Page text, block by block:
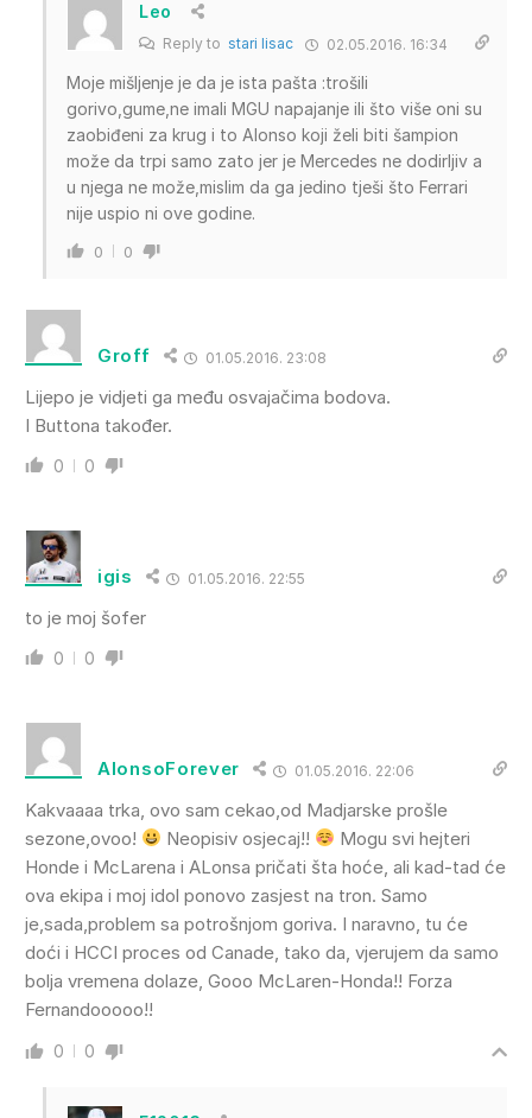
Leo
Reply to stari lisac 02.05.2016. 16:34
Moje mišljenje je da je ista pašta :trošili
gorivo,gume,ne imali MGU napajanje ili što više oni su
zaobiđeni za krug i to Alonso koji želi biti šampion
može da trpi samo zato jer je Mercedes ne dodirljiv a
u njega ne može,mislim da ga jedino tješi što Ferrari
nije uspio ni ove godine.
0 0
Groff 01.05.2016. 23:08
Lijepo je vidjeti ga među osvajačima bodova.
I Buttona također.
0 0
igis 01.05.2016. 22:55
to je moj šofer
0 0
AlonsoForever 01.05.2016. 22:06
Kakvaaaa trka, ovo sam cekao,od Madjarske prošle
sezone,ovoo!
Neopisiv osjecaj!!
Mogu svi hejteri
Honde i McLarena i ALonsa pričati šta hoće, ali kad-tad će
ova ekipa i moj idol ponovo zasjest na tron. Samo
je,sada,problem sa potrošnjom goriva. I naravno, tu će
doći i HCCI proces od Canade, tako da, vjerujem da samo
bolja vremena dolaze, Gooo McLaren-Honda!! Forza
Fernandooooo!!
0 0